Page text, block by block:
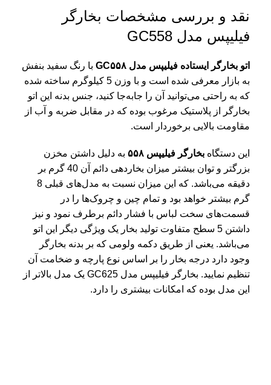
نقد و بررسی مشخصات بخارگر
فیلیپس مدل GC558
اتو بخارگر ایستاده فیلیپس مدل GC۵۵۸
با رنگ سفید بنفش
به بازار معرفی شده است و با وزن 5 کیلوگرم ساخته شده
که به راحتی می‌توانید آن را جابه‌جا کنید، جنس بدنه این اتو
بخارگر از پلاستیک مرغوب بوده که در مقابل ضربه و آب از
مقاومت بالایی برخوردار است.
این دستگاه بخارگر فیلیپس ۵۵۸
به دلیل داشتن مخزن
بزرگتر و توان بیشتر میزان بخاردهی دائم آن 40 گرم بر
دقیقه می‌باشد. که این میزان نسبت به مدل‌های قبلی 8
گرم بیشتر خواهد بود و تمام چین و چروک‌ها را در
قسمت‌های سخت لباس با فشار دائم برطرف نمود و نیز
داشتن 5 سطح متفاوت تولید بخار یک ویژگی دیگر این اتو
می‌باشد. یعنی از طریق دکمه ولومی که بر بدنه بخارگر
وجود دارد درجه بخار را بر اساس نوع پارچه و ضخامت آن
تنظیم نمایید. بخارگر فیلیپس مدل GC625
یک مدل بالاتر از
این مدل بوده که امکانات بیشتری را دارد.